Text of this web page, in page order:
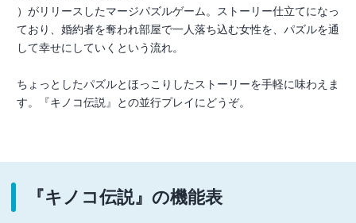
）がリリースしたマージパズルゲーム。ストーリー仕立てになっ
ており、婚約者を奪われ部屋で一人落ち込む女性を、パズルを通
して幸せにしていくという流れ。
ちょっとしたパズルとほっこりしたストーリーを手軽に味わえま
す。『キノコ伝説』との並行プレイにどうぞ。
『キノコ伝説』の機能表